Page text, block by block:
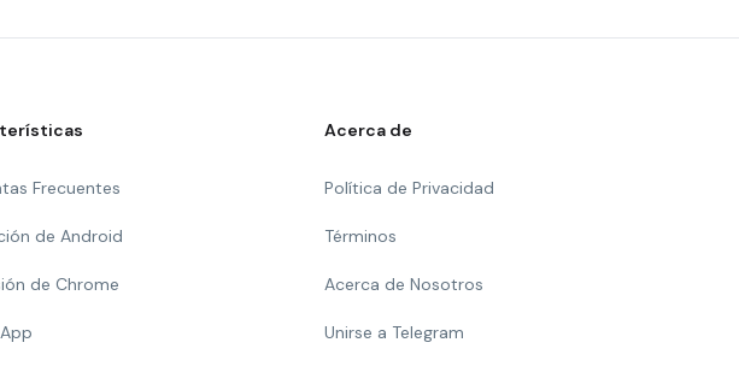
Frecuentes
de Android
de Chrome
Acerca de
Política de Privacidad
Términos
Acerca de Nosotros
Unirse a Telegram